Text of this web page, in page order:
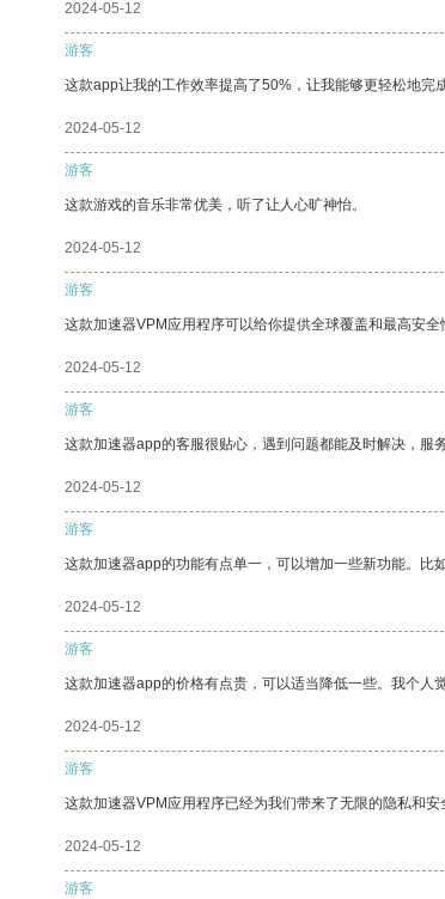
2024-05-12
游客
这款app让我的工作效率提高了50%，让我能够更轻松地完
2024-05-12
游客
这款游戏的音乐非常优美，听了让人心旷神怡。
2024-05-12
游客
这款加速器VPM应用程序可以给你提供全球覆盖和最高安全
2024-05-12
游客
这款加速器app的客服很贴心，遇到问题都能及时解决，服
2024-05-12
游客
这款加速器app的功能有点单一，可以增加一些新功能。比
2024-05-12
游客
这款加速器app的价格有点贵，可以适当降低一些。我个人
2024-05-12
游客
这款加速器VPM应用程序已经为我们带来了无限的隐私和安
2024-05-12
游客